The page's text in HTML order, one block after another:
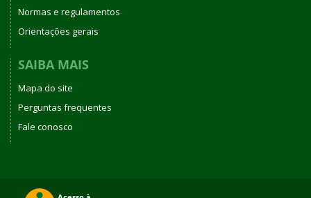
Normas e regulamentos
Orientações gerais
SAIBA MAIS
Mapa do site
Perguntas frequentes
Fale conosco